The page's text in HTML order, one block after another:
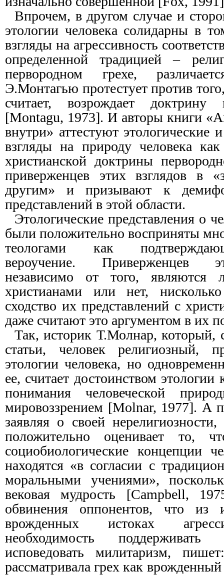
Впрочем, в другом случае и
этологии человека солидарны в
взгляды на агрессивность
определенной традицией –
первородном грехе,
Э.Монтагью протестует против
считает, возрождает доктрину
[Montagu, 1973]. И авторы книги
внутри» аттестуют этологические
взгляды на природу человека
христианской доктрины
приверженцев этих взглядов в
другим» и призывают к
представлений в этой области.
Этологические представления о
были положительно восприняты
теологами как
вероучение. Приверженцев
независимо от того,
христианами или нет,
сходство их представлений с
даже считают это аргументом в их
Так, историк Т.Молнар, который,
статьи, человек религиозный,
этологии человека, но
ее, считает достоинством этологии
понимания человеческой
мировоззрением [Molnar, 1977]. А
заявляя о своей
положительно оценивает то,
социобиологические концепции
находятся «в согласии с
моральными учениями»,
вековая мудрость [Campbell,
обвинения оппонентов, что из
врожденных истоках
необходимость
исповедовать милитаризм,
рассматривала грех как